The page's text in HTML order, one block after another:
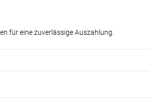
für eine zuverlässige Auszahlung.